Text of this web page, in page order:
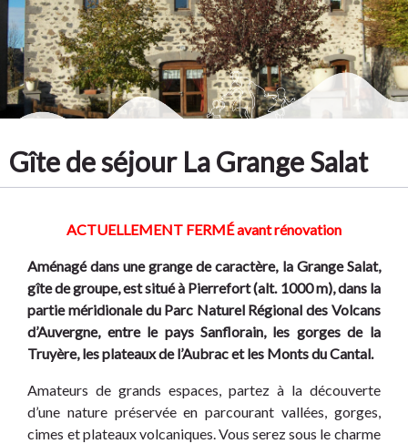
Gîte de séjour La Grange Salat
ACTUELLEMENT FERMÉ avant rénovation
Aménagé dans une grange de caractère, la Grange Salat,
gîte de groupe, est situé à Pierrefort (alt. 1000 m), dans la
partie méridionale du Parc Naturel Régional des Volcans
d’Auvergne, entre le pays Sanflorain, les gorges de la
Truyère, les plateaux de l’Aubrac et les Monts du Cantal.
Amateurs de grands espaces, partez à la découverte
d’une nature préservée en parcourant vallées, gorges,
cimes et plateaux volcaniques. Vous serez sous le charme